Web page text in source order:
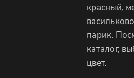
красный,
парик.
каталог,
цвет.